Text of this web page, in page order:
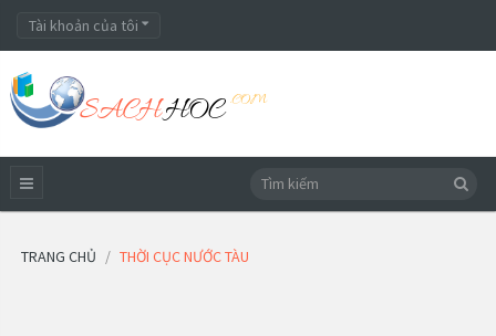
Tài khoản của tôi
TRANG CHỦ THỜI CỤC NƯỚC TÀU